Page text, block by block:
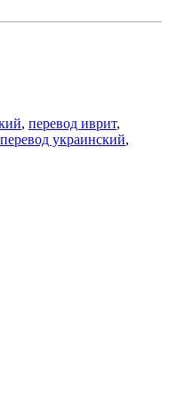
, перевод иврит,
перевод украинский,